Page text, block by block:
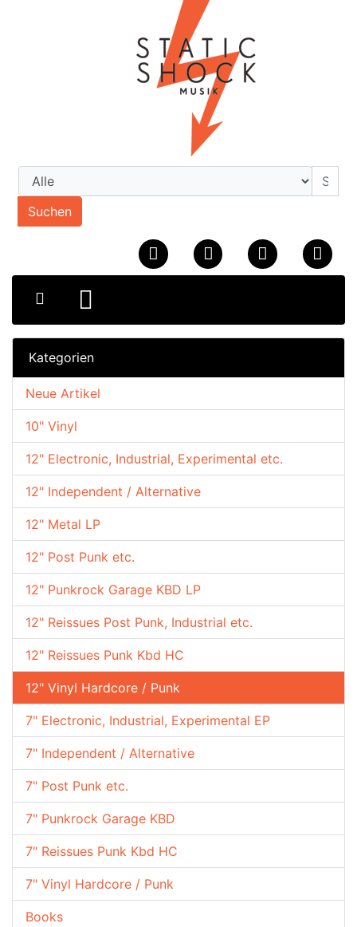
Suchen
Kategorien
10" Vinyl
12" Electronic, Industrial, Experimental etc.
12" Independent / Alternative
12" Metal LP
12" Post Punk etc.
12" Punkrock Garage KBD LP
12" Reissues Post Punk, Industrial etc.
12" Reissues Punk Kbd HC
12" Vinyl Hardcore / Punk
7" Electronic, Industrial, Experimental EP
7" Independent / Alternative
7" Post Punk etc.
7" Punkrock Garage KBD
7" Reissues Punk Kbd HC
7" Vinyl Hardcore / Punk
Books
Neue Artikel